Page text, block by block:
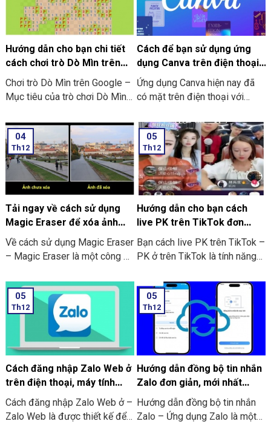
Hướng dẫn cho bạn chi tiết
cách chơi trò Dò Mìn trên
Google
Chơi trò Dò Mìn trên Google –
Mục tiêu của trò chơi Dò Mìn
không chứa mìn. Nếu là bạn
mở phải ô chứa mìn thì bạn sẽ
là người thua cuộc. Ở dưới đây
là hướng dẫn chi tiết về cách
chơi trò chơi này:
Cách để bạn sử dụng ứng
dụng Canva trên điện thoại
chi tiết có làm mẫu
Ứng dụng Canva hiện nay đã
có mặt trên điện thoại với
đơn giản, tiện lợi hơn. Nó giúp
bạn không những dễ dàng thao
tác và chỉnh sửa. Mà còn thiết
kế các hình ảnh tại bất cứ đâu.
Bạn có thể tham khảo cách sử
dụng Canva ở trên điện thoại
ngay dưới đây.
04
Th12
Tải ngay về cách sử dụng
Magic Eraser để xóa ảnh
trên điện thoại
Về cách sử dụng Magic Eraser
– Magic Eraser là một công cụ
Google Photos. Với chức năng
này được hoạt động tương tự
như Content-Aware của ứng
dụng Photoshop. Bạn có thể
dùng nó để loại bỏ những chi
tiết bạn không mong muốn
trên bất kỳ bức ảnh nào cùng
với sự hỗ trợ của AI. Cùng với
thao tác cực kỳ giản đơn đó là
tô chọn vùng cần xóa. Và thêm
nữa AI sẽ tự động xóa vùng
05
Th12
Hướng dẫn cho bạn cách
live PK trên TikTok đơn
giản, hiệu quả
Bạn cách live PK trên TikTok –
PK ở trên TikTok là tính năng
livestream đối đầu nhau xem
ai được nhiều lượt like hơn và
quà tặng nhiều nhất từ người
xem trực tiếp. Theo đó là cả 2
sẽ cùng đặt ra 1 yêu cầu mà
người thua sẽ phải chịu theo
người thắng (thông thường là
các thử thách có tính vui nhộn).
05
Th12
Cách đăng nhập Zalo Web ở
trên điện thoại, máy tính
không cần tải về
Cách đăng nhập Zalo Web ở –
Zalo Web là được thiết kế để
05
Th12
Hướng dẫn đồng bộ tin nhắn
Zalo đơn giản, mới nhất
2024
Hướng dẫn đồng bộ tin nhắn
Zalo – Ứng dụng Zalo là một